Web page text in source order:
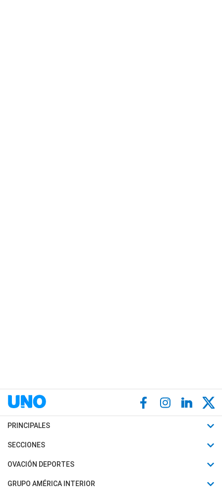
PRINCIPALES
Últimas Noticias
Política
SECCIONES
Horóscopo
Motores
OVACIÓN DEPORTES
Fútbol
GRUPO AMÉRICA INTERIOR